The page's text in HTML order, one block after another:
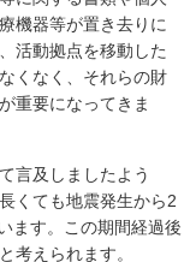
機器等が置き去りに
活動拠点を移動した
くなく、それらの財
重要になってきま
言及しましたよう
くても地震発生から2
ます。この期間経過後
考えられます。